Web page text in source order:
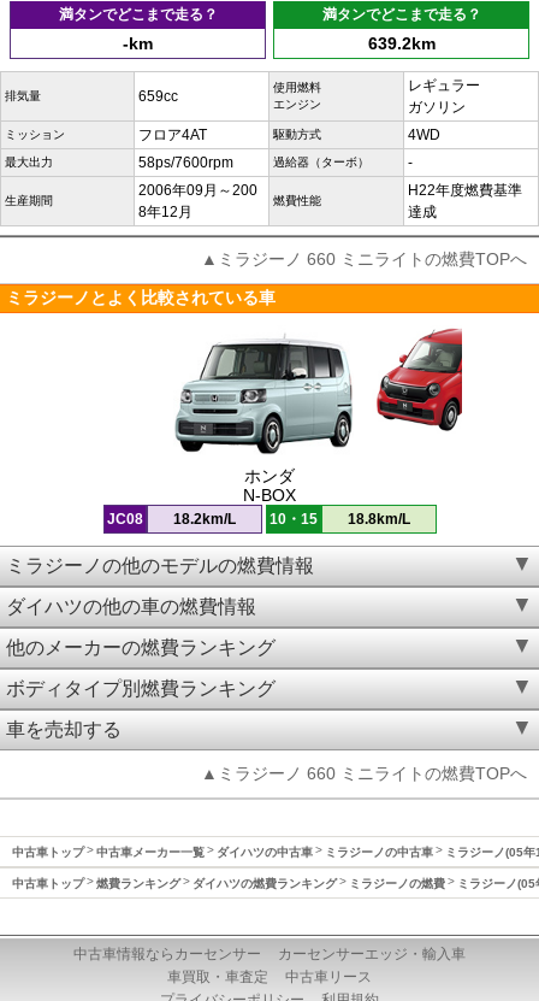
満タンでどこまで走る？
-km
満タンでどこまで走る？
639.2km
排気量 659cc
使用燃料
エンジン
レギュラー
ガソリン
ミッション フロア4AT 駆動方式 4WD
最大出力 58ps/7600rpm 過給器（ターボ） -
生産期間
2006年09月～200
8年12月
燃費性能
H22年度燃費基準
達成
▲ミラジーノ 660 ミニライトの燃費TOPへ
ミラジーノとよく比較されている車
ホンダ
N-BOX
JC08 18.2km/L 10・15 18.8km/L
ミラジーノの他のモデルの燃費情報
ダイハツの他の車の燃費情報
他のメーカーの燃費ランキング
ボディタイプ別燃費ランキング
車を売却する
▲ミラジーノ 660 ミニライトの燃費TOPへ
中古車トップ 中古車メーカー一覧 ダイハツの中古車 ミラジーノの中古車 ミラジーノ(05
中古車トップ 燃費ランキング ダイハツの燃費ランキング ミラジーノの燃費 ミラジーノ
中古車情報ならカーセンサー
カーセンサーエッジ・輸入車
車買取・車査定
中古車リース